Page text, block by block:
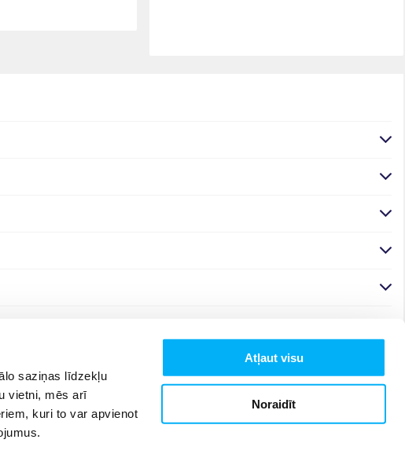
saziņas līdzekļu
vietni, mēs arī
kuri to var apvienot
Atļaut visu
Noraidīt